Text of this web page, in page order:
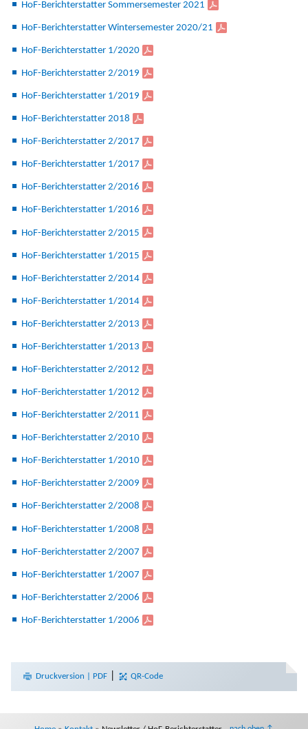
HoF-Berichterstatter Sommersemester 2021
HoF-Berichterstatter Wintersemester 2020/21
HoF-Berichterstatter 1/2020
HoF-Berichterstatter 2/2019
HoF-Berichterstatter 1/2019
HoF-Berichterstatter 2018
HoF-Berichterstatter 2/2017
HoF-Berichterstatter 1/2017
HoF-Berichterstatter 2/2016
HoF-Berichterstatter 1/2016
HoF-Berichterstatter 2/2015
HoF-Berichterstatter 1/2015
HoF-Berichterstatter 2/2014
HoF-Berichterstatter 1/2014
HoF-Berichterstatter 2/2013
HoF-Berichterstatter 1/2013
HoF-Berichterstatter 2/2012
HoF-Berichterstatter 1/2012
HoF-Berichterstatter 2/2011
HoF-Berichterstatter 2/2010
HoF-Berichterstatter 1/2010
HoF-Berichterstatter 2/2009
HoF-Berichterstatter 2/2008
HoF-Berichterstatter 1/2008
HoF-Berichterstatter 2/2007
HoF-Berichterstatter 1/2007
HoF-Berichterstatter 2/2006
HoF-Berichterstatter 1/2006
Druckversion | PDF QR-Code